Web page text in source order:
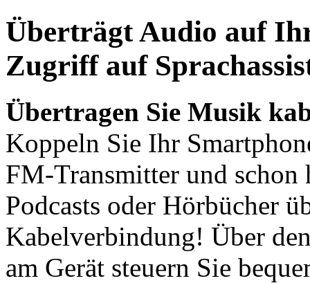
Überträgt Audio auf
Zugriff auf
Übertragen Sie Musik
Koppeln Sie Ihr
FM-Transmitter und
Podcasts oder Hörbücher
Kabelverbindung! Über
am Gerät steuern Sie